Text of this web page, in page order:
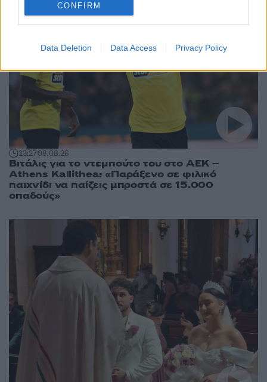
CONFIRM
Data Deletion Data Access Privacy Policy
23:2708.08.26
Βιτάλις για το ντεμπούτο του στο ΑΕΚ –
Athens Kallithea: «Παράξενο σε φιλικό
παιχνίδι να παίζεις μπροστά σε 15.000
οπαδούς»